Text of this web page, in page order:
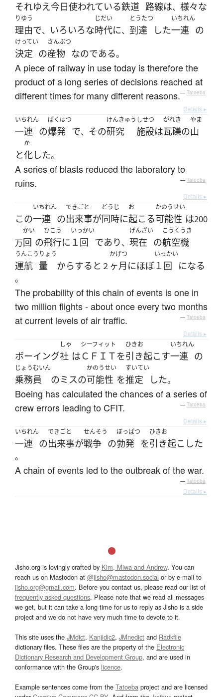
それゆえ今日使われている鉄道 路線は、 様々な
りゆう
理由で、 いろいろな
じだい
時代に、
とうたつ
到達 した
いちれん
一連 の
けってい
決定 の
さんぶつ
産物 なのである。
A piece of railway in use today is therefore the
product of a long series of decisions reached at
different times for many different reasons.— Tatoeba
Details ▸
いちれん
一連 の
ばくはつ
爆発 で、 その
けんきゅう
研究
しせつ
施設は
がれき
瓦礫の
やま
山
と
か
化した。
A series of blasts reduced the laboratory to
ruins.
— Tatoeba
Details ▸
この
いちれん
一連 の
できごと
出来事が
どうじ
同時に
お
起こる
かのうせい
可能性 は200
万
かい
回 の
ひこう
飛行に
いっかい
１回 であり、
げんざい
現在 の
こうくうき
航空機
うんこう
運航
りょう
量 からすると ２
かげつ
ヶ月 にほぼ
いっかい
１回 になる
。
The probability of this chain of events is one in
two million flights - about once every two months
at current levels of air traffic.
— Tatoeba
Details ▸
ボーイング
しゃ
社 は
シーフィット
ＣＦＩＴ を
ひきお
引き起こす
いちれん
一連 の
じょうむいん
乗務員 のミスの
かのうせい
可能性 を
すいてい
推定 した。
Boeing has calculated the chances of a series of
crew errors leading to CFIT.
— Tatoeba
Details ▸
いちれん
一連 の
できごと
出来事が
せんそう
戦争 の
ぼっぱつ
勃発 を
ひきお
引き起こした
。
A chain of events led to the outbreak of the war.
— Tatoeba
Details ▸
Jisho.org is lovingly crafted by Kim, Miwa and Andrew. You can
reach us on Mastodon at @jisho@mastodon.social or by e-mail to
jisho.org@gmail.com. Before you contact us, please read our list of
frequently asked questions. Please note that we read all messages
we get, but it can take a long time for us to reply as Jisho is a side
project and we do not have very much time to devote to it.
This site uses the JMdict, Kanjidic2, JMnedict and Radkfile
dictionary files. These files are the property of the Electronic
Dictionary Research and Development Group, and are used in
conformance with the Group's licence.
Example sentences come from the Tatoeba project and are licensed